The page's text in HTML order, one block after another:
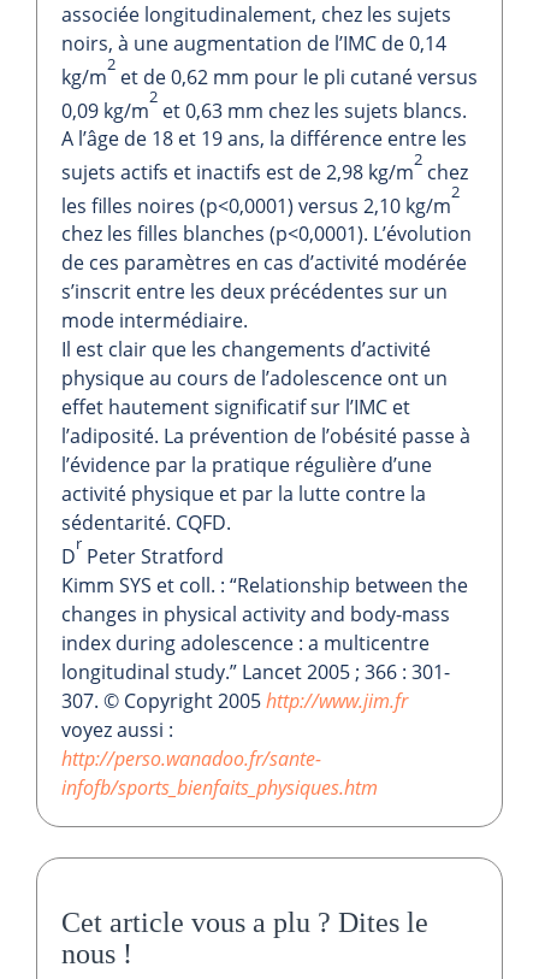
associée longitudinalement, chez les sujets
noirs, à une augmentation de l’IMC de 0,14
kg/m2 et de 0,62 mm pour le pli cutané versus
0,09 kg/m2 et 0,63 mm chez les sujets blancs.
A l’âge de 18 et 19 ans, la différence entre les
sujets actifs et inactifs est de 2,98 kg/m2 chez
les filles noires (p<0,0001) versus 2,10 kg/m2
chez les filles blanches (p<0,0001). L’évolution
de ces paramètres en cas d’activité modérée
s’inscrit entre les deux précédentes sur un
mode intermédiaire.
Il est clair que les changements d’activité
physique au cours de l’adolescence ont un
effet hautement significatif sur l’IMC et
l’adiposité. La prévention de l’obésité passe à
l’évidence par la pratique régulière d’une
activité physique et par la lutte contre la
sédentarité. CQFD.
Dr Peter Stratford
Kimm SYS et coll. : “Relationship between the
changes in physical activity and body-mass
index during adolescence : a multicentre
longitudinal study.” Lancet 2005 ; 366 : 301-
307. © Copyright 2005http://www.jim.fr
voyez aussi :
http://perso.wanadoo.fr/sante-
infofb/sports_bienfaits_physiques.htm
Cet article vous a plu ? Dites le
nous !